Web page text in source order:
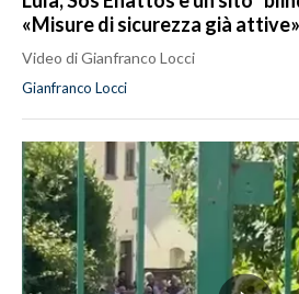
«Misure di sicurezza già attive»
Video di Gianfranco Locci
Gianfranco Locci